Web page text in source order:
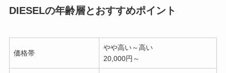
DIESELの年齢層とおすすめポイント
価格帯
やや高い～高い
20,000円～